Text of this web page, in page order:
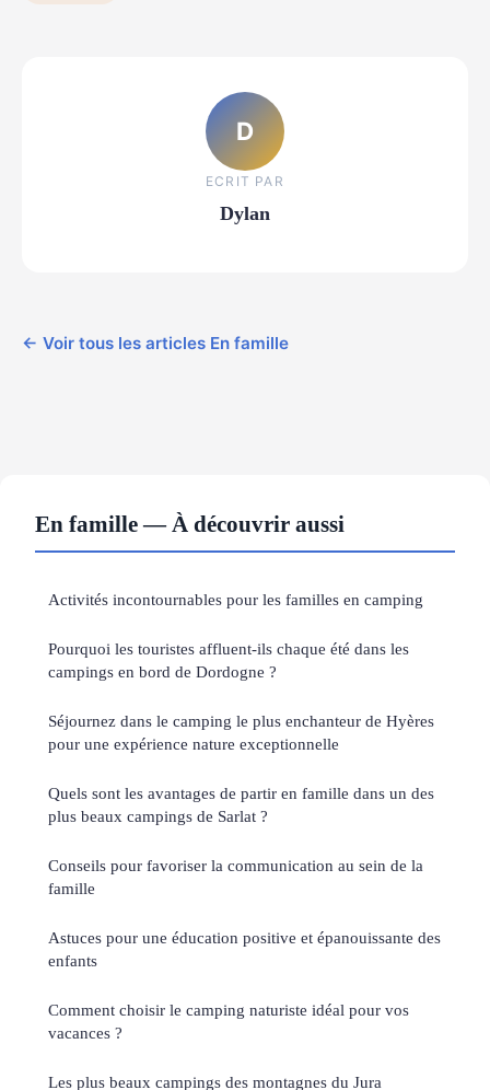
D
ECRIT PAR
Dylan
← Voir tous les articles En famille
En famille — À découvrir aussi
Activités incontournables pour les familles en camping
Pourquoi les touristes affluent-ils chaque été dans les
campings en bord de Dordogne ?
Séjournez dans le camping le plus enchanteur de Hyères
pour une expérience nature exceptionnelle
Quels sont les avantages de partir en famille dans un des
plus beaux campings de Sarlat ?
Conseils pour favoriser la communication au sein de la
famille
Astuces pour une éducation positive et épanouissante des
enfants
Comment choisir le camping naturiste idéal pour vos
vacances ?
Les plus beaux campings des montagnes du Jura